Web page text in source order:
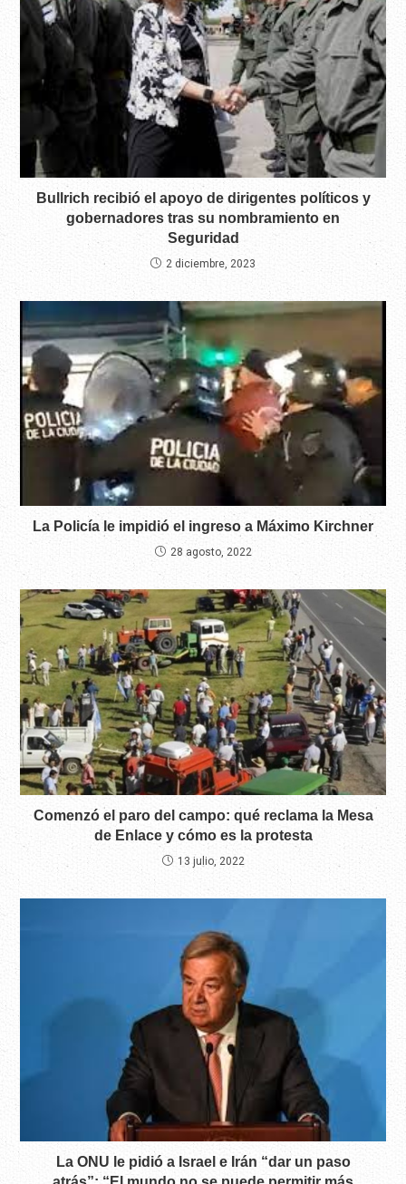
Bullrich recibió el apoyo de dirigentes políticos y
gobernadores tras su nombramiento en
Seguridad
2 diciembre, 2023
La Policía le impidió el ingreso a Máximo Kirchner
28 agosto, 2022
Comenzó el paro del campo: qué reclama la Mesa
de Enlace y cómo es la protesta
13 julio, 2022
La ONU le pidió a Israel e Irán “dar un paso